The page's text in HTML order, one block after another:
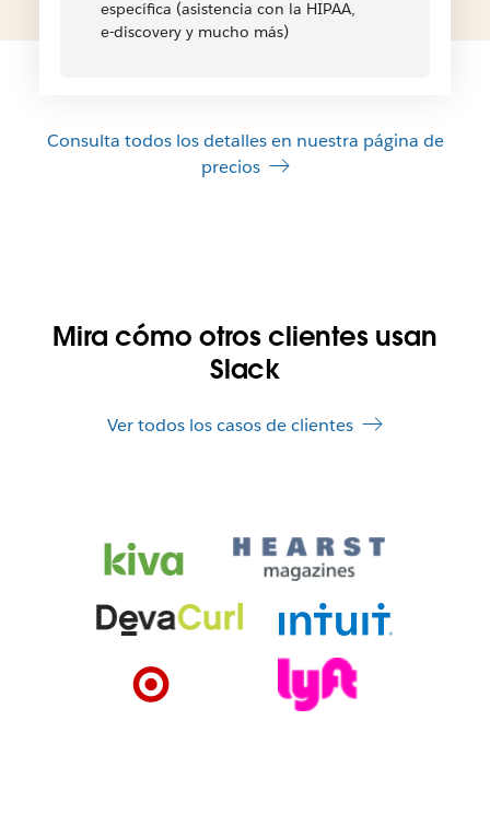
específica (asistencia con la HIPAA,
e-discovery y mucho más)
Consulta todos los detalles en nuestra página de
precios
Mira cómo otros clientes usan
Slack
Ver todos los casos de clientes